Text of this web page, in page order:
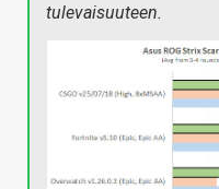
tulevaisuuteen.